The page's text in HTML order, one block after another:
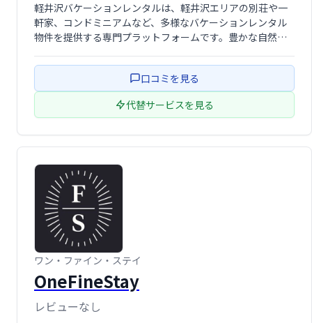
軽井沢バケーションレンタルは、軽井沢エリアの別荘や一
軒家、コンドミニアムなど、多様なバケーションレンタル
物件を提供する専門プラットフォームです。豊かな自然と
ケーションなど、様々なニーズに合わせた理想的な滞在を
実現します。広々とした空間と快適な設備 …
口コミを見る
代替サービスを見る
ワン・ファイン・ステイ
OneFineStay
レビューなし